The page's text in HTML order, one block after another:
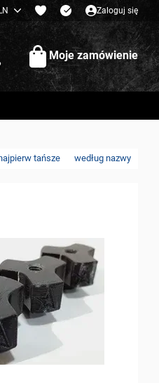
Zaloguj się
Moje zamówienie
tańsze według nazwy